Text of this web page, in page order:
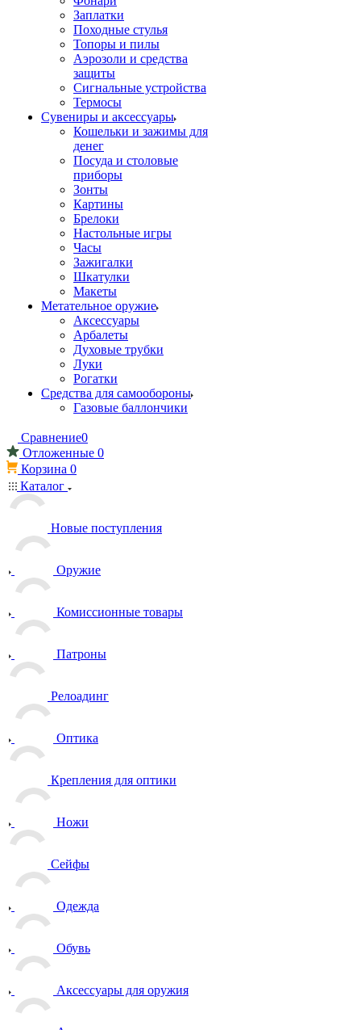
Заплатки
Походные стулья
Топоры и пилы
Аэрозоли и средства
защиты
Сигнальные устройства
Термосы
Сувениры и аксессуары
Кошельки и зажимы для
денег
Посуда и столовые
приборы
Зонты
Картины
Брелоки
Настольные игры
Часы
Зажигалки
Шкатулки
Макеты
Метательное оружие
Аксессуары
Арбалеты
Духовые трубки
Луки
Рогатки
Средства для самообороны
Газовые баллончики
Сравнение0
Отложенные 0
Корзина 0
Каталог
Новые поступления
Оружие
Комиссионные товары
Патроны
Релоадинг
Оптика
Крепления для оптики
Ножи
Сейфы
Одежда
Обувь
Аксессуары для оружия